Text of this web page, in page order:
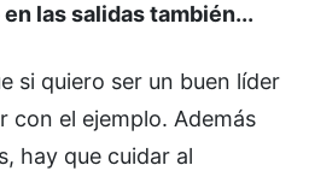
las salidas también...
si quiero ser un buen líder
con el ejemplo. Además
hay que cuidar al